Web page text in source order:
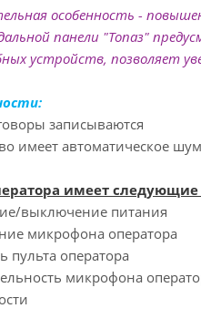
особенность -
панели "Топаз"
устройств, позволяет
записываются
имеет автоматическое
имеет
выключение питания
микрофона оператора
пульта оператора
микрофона